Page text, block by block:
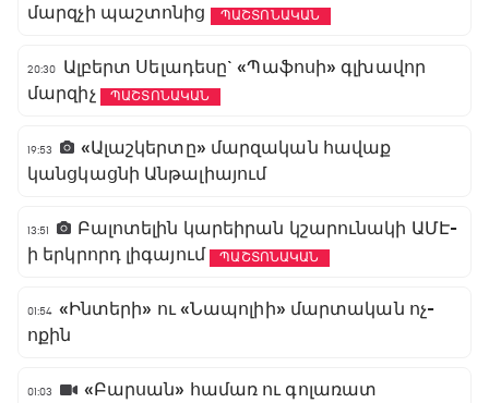
մարզչի պաշտոնից
ՊԱՇՏՈՆԱԿԱՆ
20:30
Ալբերտ Սելադեսը` «Պաֆոսի» գլխավոր
մարզիչ
ՊԱՇՏՈՆԱԿԱՆ
19:53
«Ալաշկերտը» մարզական հավաք
կանցկացնի Անթալիայում
13:51
Բալոտելին կարեիրան կշարունակի ԱՄԷ-
ի երկրորդ լիգայում
ՊԱՇՏՈՆԱԿԱՆ
01:54 «Ինտերի» ու «Նապոլիի» մարտական ոչ-
ոքին
01:03
«Բարսան» համառ ու գոլառատ